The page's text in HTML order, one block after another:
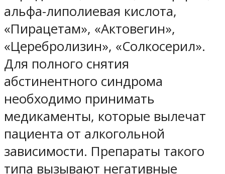
альфа-липолиевая кислота,
«Пирацетам», «Актовегин»,
«Церебролизин», «Солкосерил».
Для полного снятия
абстинентного синдрома
необходимо принимать
медикаменты, которые вылечат
пациента от алкогольной
зависимости. Препараты такого
типа вызывают негативные